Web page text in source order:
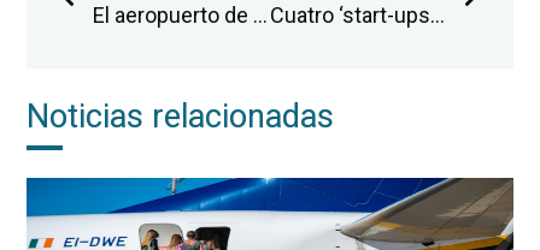
El aeropuerto de Castellón cierra 2024 con 273.616 pasajeros y prevé superar los 300.000 en 2025 Cuatro ‘start-ups’ resultan seleccionadas en la convocatoria del Aeropuerto de Castellón para iniciar la incubadora de empresas de la Agencia Espacial Europea
Noticias relacionadas